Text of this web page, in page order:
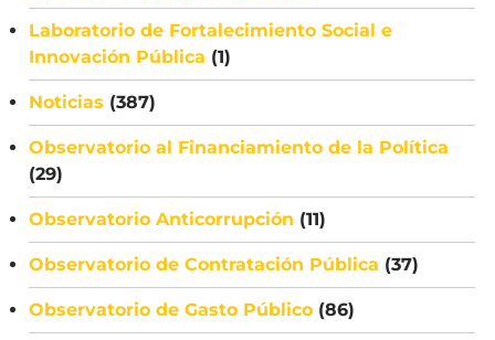
Laboratorio de Fortalecimiento Social e
Innovación Pública (1)
Noticias (387)
Observatorio al Financiamiento de la Política
(29)
Observatorio Anticorrupción (11)
Observatorio de Contratación Pública (37)
Observatorio de Gasto Público (86)